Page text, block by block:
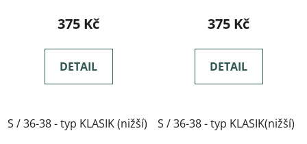
375 Kč
DETAIL
S / 36-38 - typ KLASIK (nižší) M / 39-41- typ KLASIK(nižší)
375 Kč
DETAIL
S / 36-38 - typ KLASIK(nižší)